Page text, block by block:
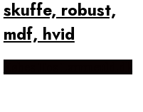
skuffe, robust,
mdf, hvid